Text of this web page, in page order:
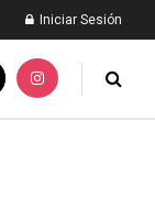
Iniciar Sesión